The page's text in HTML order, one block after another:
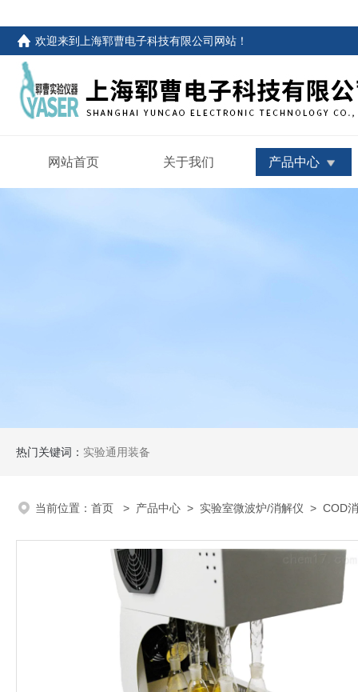
欢迎来到 上海郓曹电子科技有限公司网站 ！
网站首页 关于我们 产品中心
热门关键词： 实验通用装备
当前位置： 首页 > 产品中心 > 实验室微波炉/消解仪 > COD